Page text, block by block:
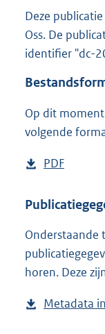
Deze
Oss. De
identifier "dc-
Op dit
volgende
D
w
l
o
a
p
PDF
s
a
n
d
g
Onderstaande
horen. Deze
Metadata